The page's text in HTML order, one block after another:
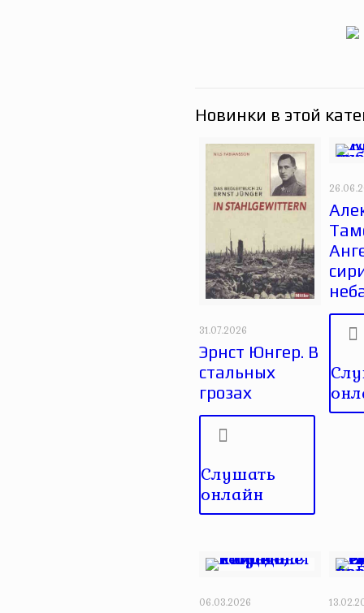
Новинки в этой
31.07.2026
Эрнст Юнгер. В
стальных
грозах
Слушать
онлайн
06.03.2026